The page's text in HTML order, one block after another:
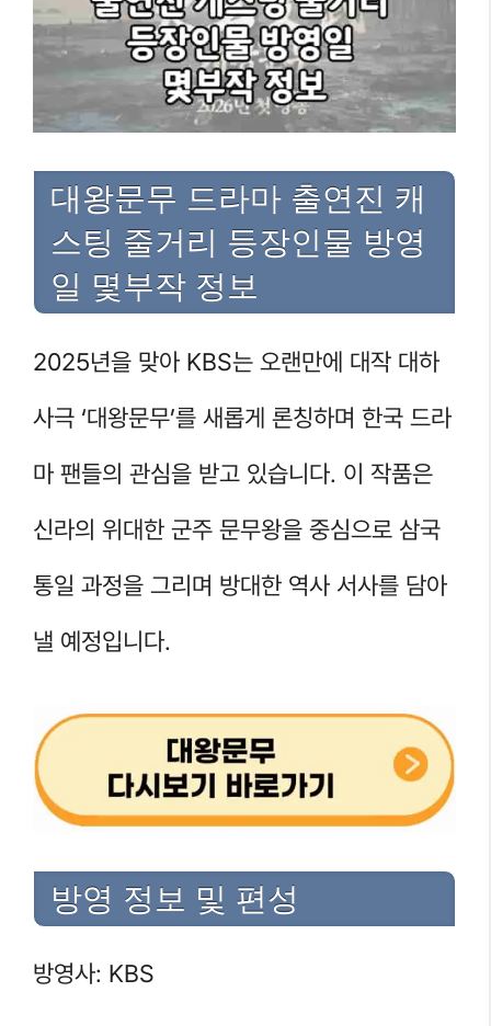
대왕문무 드라마 출연진 캐
스팅 줄거리 등장인물 방영
일 몇부작 정보
2025년을 맞아 KBS는 오랜만에 대작 대하
사극 ‘대왕문무’를 새롭게 론칭하며 한국 드라
마 팬들의 관심을 받고 있습니다. 이 작품은
신라의 위대한 군주 문무왕을 중심으로 삼국
통일 과정을 그리며 방대한 역사 서사를 담아
낼 예정입니다.
방영 정보 및 편성
방영사: KBS